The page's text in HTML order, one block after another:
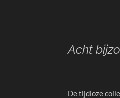
Acht
De tijdloze